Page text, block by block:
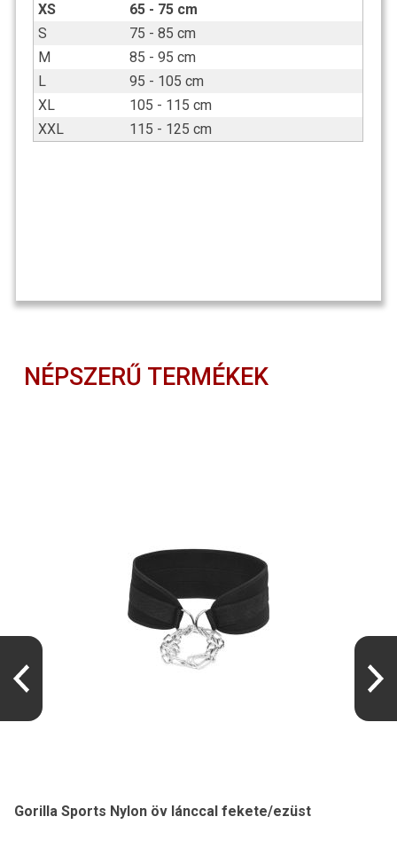
XS
65 - 75 cm
S
75 - 85 cm
M
85 - 95 cm
L
95 - 105 cm
XL
105 - 115 cm
XXL
115 - 125 cm
NÉPSZERŰ TERMÉKEK
Gorilla Sports Nylon öv lánccal fekete/ezüst